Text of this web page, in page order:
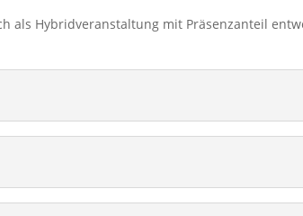
als Hybridveranstaltung mit Präsenzanteil